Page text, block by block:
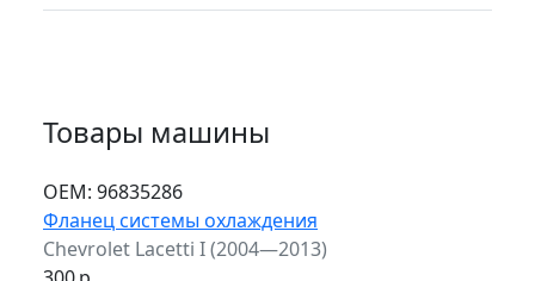
Товары машины
ОЕМ: 96835286
Фланец системы охлаждения
Chevrolet Lacetti I (2004—2013)